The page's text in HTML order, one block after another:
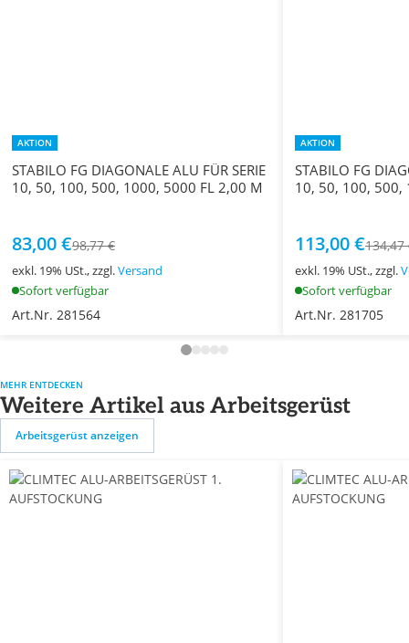
AKTION
STABILO FG DIAGONALE ALU FÜR SERIE
10, 50, 100, 500, 1000, 5000 FL 2,00 M
83,00 €98,77 €
exkl. 19% USt., zzgl.Versand
Sofort verfügbar
Art.Nr. 281564
AKTION
STABILO FG
10, 50, 100, 500,
113,00 €134,47
exkl. 19% USt., zzgl.
Sofort verfügbar
Art.Nr. 281705
MEHR ENTDECKEN
Weitere Artikel aus Arbeitsgerüst
Arbeitsgerüst anzeigen